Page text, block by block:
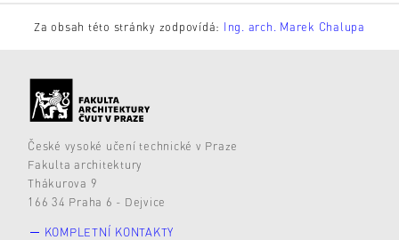
Za obsah této stránky zodpovídá: Ing. arch. Marek Chalupa
České vysoké učení technické v Praze
Fakulta architektury
Thákurova 9
166 34 Praha 6 - Dejvice
KOMPLETNÍ KONTAKTY